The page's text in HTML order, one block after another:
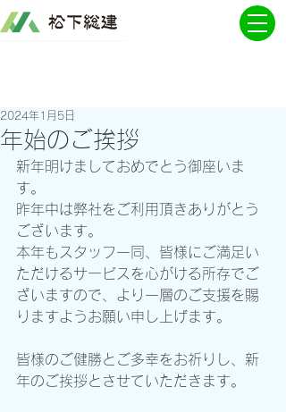
年始のご挨拶
2024年1月5日
新年明けましておめでとう御座いま
す。
昨年中は弊社をご利用頂きありがとう
ございます。
本年もスタッフ一同、皆様にご満足い
ただけるサービスを心がける所存でご
ざいますので、より一層のご支援を賜
りますようお願い申し上げます。
皆様のご健勝とご多幸をお祈りし、新
年のご挨拶とさせていただきます。